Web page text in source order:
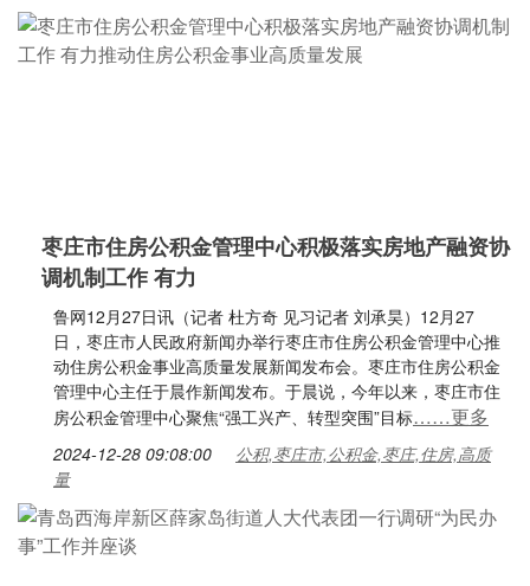
枣庄市住房公积金管理中心积极落实房地产融资协
调机制工作 有力
鲁网12月27日讯（记者 杜方奇 见习记者 刘承昊）12月27
日，枣庄市人民政府新闻办举行枣庄市住房公积金管理中心推
动住房公积金事业高质量发展新闻发布会。枣庄市住房公积金
管理中心主任于晨作新闻发布。于晨说，今年以来，枣庄市住
房公积金管理中心聚焦“强工兴产、转型突围”目标……更多
2024-12-28 09:08:00
公积,枣庄市,公积金,枣庄,住房,高质
量